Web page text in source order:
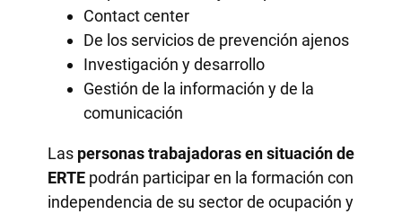
Contact center
De los servicios de prevención ajenos
Investigación y desarrollo
Gestión de la información y de la
comunicación
Las personas trabajadoras en situación de
ERTEpodrán participar en la formación con
independencia de su sector de ocupación y